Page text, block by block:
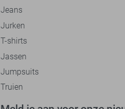
Jeans
Jurken
T-shirts
Jassen
Jumpsuits
Truien